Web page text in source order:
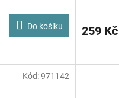
Do košíku 259 Kč
Kód:971142